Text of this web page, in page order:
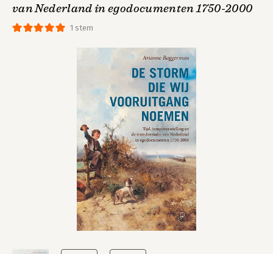
1 stem
van Nederland in egodocumenten 1750-2000